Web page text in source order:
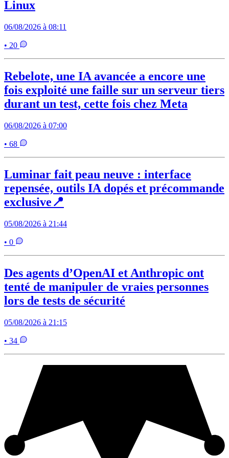
Linux
06/08/2026 à 08:11
• 20
Rebelote, une IA avancée a encore une
fois exploité une faille sur un serveur tiers
durant un test, cette fois chez Meta
06/08/2026 à 07:00
• 68
Luminar fait peau neuve : interface
repensée, outils IA dopés et précommande
exclusive📍
05/08/2026 à 21:44
• 0
Des agents d’OpenAI et Anthropic ont
tenté de manipuler de vraies personnes
lors de tests de sécurité
05/08/2026 à 21:15
• 34